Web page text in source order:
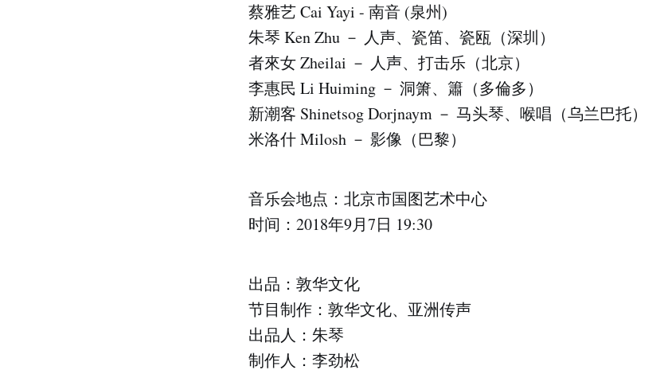
蔡雅艺 Cai Yayi - 南音 (泉州)
朱琴 Ken Zhu － 人声、瓷笛、瓷瓯（深圳）
者來女 Zheilai － 人声、打击乐（北京）
李惠民 Li Huiming － 洞箫、簫（多倫多）
新潮客 Shinetsog Dorjnaym － 马头琴、喉唱（乌兰巴托）
米洛什 Milosh － 影像（巴黎）
音乐会地点：北京市国图艺术中心
时间：2018年9月7日 19:30
出品：敦华文化
节目制作：敦华文化、亚洲传声
出品人：朱琴
制作人：李劲松